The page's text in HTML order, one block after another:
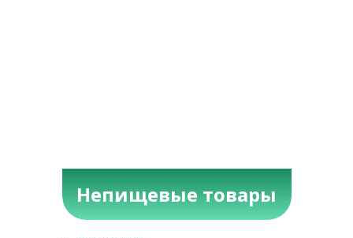
Непищевые товары